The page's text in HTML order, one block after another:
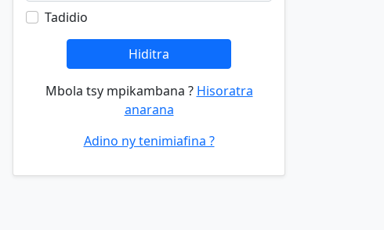
Tadidio
Hiditra
Mbola tsy mpikambana ? Hisoratra
anarana
Adino ny tenimiafina ?